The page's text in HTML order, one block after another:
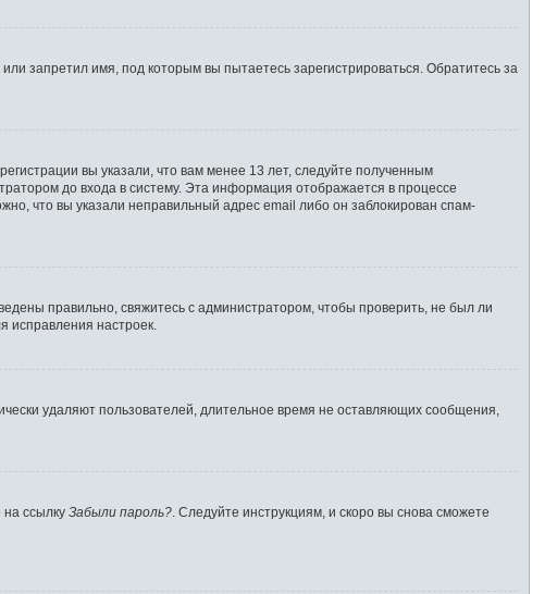
запретил имя, под которым вы пытаетесь зарегистрироваться. Обратитесь за
вы указали, что вам менее 13 лет, следуйте полученным
до входа в систему. Эта информация отображается в процессе
что вы указали неправильный адрес email либо он заблокирован спам-
правильно, свяжитесь с администратором, чтобы проверить, не был ли
исправления настроек.
удаляют пользователей, длительное время не оставляющих сообщения,
ссылку Забыли пароль? . Следуйте инструкциям, и скоро вы снова сможете